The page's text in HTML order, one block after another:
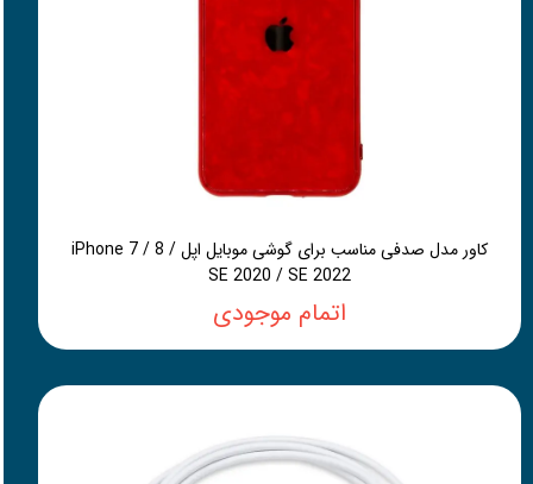
کاور مدل صدفی مناسب برای گوشی موبایل اپل iPhone 7 / 8 /
SE 2020 / SE 2022
اتمام موجودی